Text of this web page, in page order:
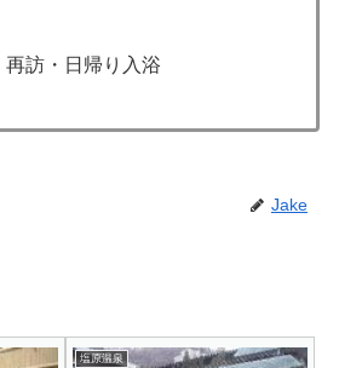
訪・日帰り入浴
Jake
塩原温泉